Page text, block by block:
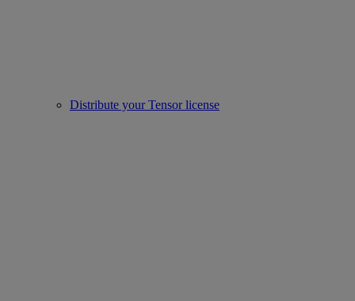
Distribute your Tensor license